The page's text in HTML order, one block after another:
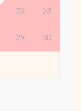
22 23
29 30